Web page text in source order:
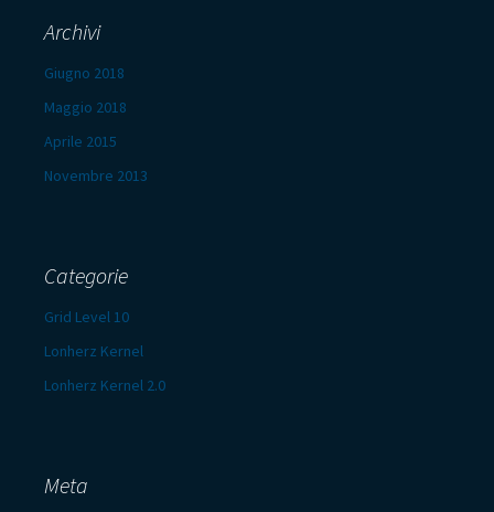
Archivi
Giugno 2018
Maggio 2018
Aprile 2015
Novembre 2013
Categorie
Grid Level 10
Lonherz Kernel
Lonherz Kernel 2.0
Meta